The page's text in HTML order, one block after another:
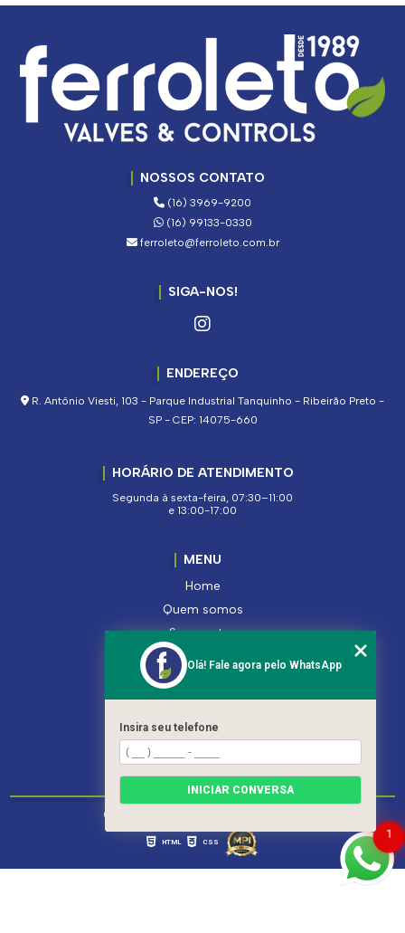
NOSSOS CONTATO
(16) 3969-9200
(16) 99133-0330
ferroleto@ferroleto.com.br
SIGA-NOS!
ENDEREÇO
R. Antônio Viesti, 103 - Parque Industrial Tanquinho - Ribeirão Preto -
SP - CEP: 14075-660
HORÁRIO DE ATENDIMENTO
Segunda à sexta-feira, 07:30–11:00
e 13:00-17:00
MENU
Home
Quem somos
Segmentos
Serviços
Produtos
Contato
Categorias
Mapa do site
Copyright © Ferroleto. (Lei 9610 de 19/02/1998)
HTML CSS
1
Olá! Fale agora pelo WhatsApp
Insira seu telefone
INICIAR CONVERSA